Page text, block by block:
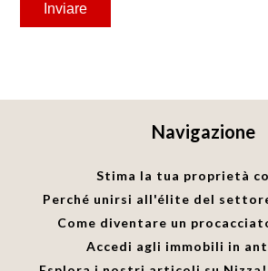
Inviare
Navigazione
Stima la tua proprietà
Perché unirsi all'élite del
Come diventare un
Accedi agli immobili in